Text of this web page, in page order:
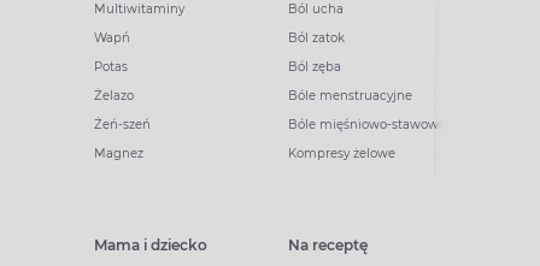
Multiwitaminy
Wapń
Potas
Żelazo
Żeń-szeń
Magnez
Ból ucha
Ból zatok
Ból zęba
Bóle menstruacyjne
Bóle mięśniowo-stawowe
Kompresy żelowe
Mama i dziecko Na receptę